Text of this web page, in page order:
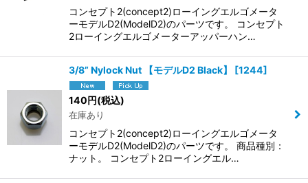
コンセプト2(concept2)ローイングエルゴメータ
ーモデルD2(ModelD2)のパーツです。 コンセプト
2ローイングエルゴメーターアッパーハン…
3/8” Nylock Nut 【モデルD2 Black】 [1244]
140円(税込)
在庫あり
コンセプト2(concept2)ローイングエルゴメータ
ーモデルD2(ModelD2)のパーツです。 商品種別：
ナット。 コンセプト2ローイングエル…